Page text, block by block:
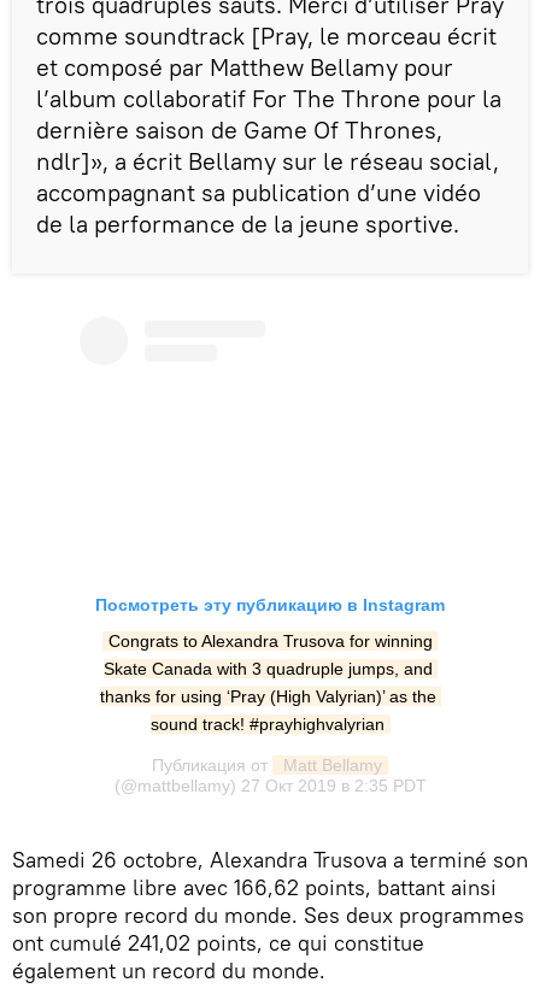
comme soundtrack [Pray, le morceau écrit
et composé par Matthew Bellamy pour
l’album collaboratif For The Throne pour la
dernière saison de Game Of Thrones,
ndlr]», a écrit Bellamy sur le réseau social,
accompagnant sa publication d’une vidéo
de la performance de la jeune sportive.
Посмотреть эту публикацию в Instagram
Congrats to Alexandra Trusova for winning
Skate Canada with 3 quadruple jumps, and
thanks for using ‘Pray (High Valyrian)’ as the
sound track! #prayhighvalyrian
Публикация от
Matt Bellamy
(@mattbellamy) 27 Окт 2019 в 2:35 PDT
Samedi 26 octobre, Alexandra Trusova a terminé son
programme libre avec 166,62 points, battant ainsi
son propre record du monde. Ses deux programmes
ont cumulé 241,02 points, ce qui constitue
également un record du monde.